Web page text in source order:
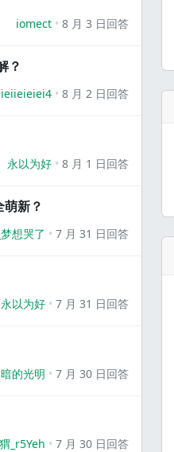
iomect 8 月 3 日回答
？
8 月 2 日回答
永以为好 8 月 1 日回答
新？
想哭了 7 月 31 日回答
永以为好 7 月 31 日回答
的光明 7 月 30 日回答
_r5Yeh 7 月 30 日回答